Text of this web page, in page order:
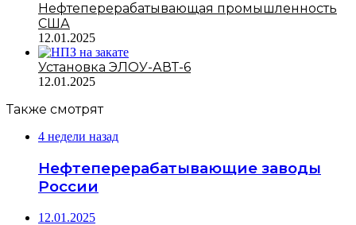
Нефтеперерабатывающая промышленность
США
12.01.2025
Установка ЭЛОУ-АВТ-6
12.01.2025
Также смотрят
4 недели назад
Нефтеперерабатывающие заводы
России
12.01.2025